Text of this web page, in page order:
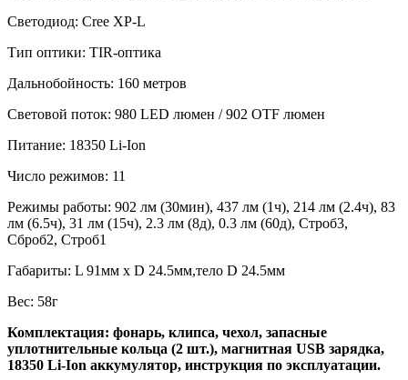
Светодиод: Cree XP-L
Тип оптики: TIR-оптика
Дальнобойность: 160 метров
Световой поток: 980 LED люмен / 902 OTF люмен
Питание: 18350 Li-Ion
Число режимов: 11
Режимы работы: 902 лм (30мин), 437 лм (1ч), 214 лм (2.4ч), 83
лм (6.5ч), 31 лм (15ч), 2.3 лм (8д), 0.3 лм (60д), Строб3,
Сброб2, Строб1
Габариты: L 91мм x D 24.5мм,тело D 24.5мм
Вес: 58г
Комплектация: фонарь, клипса, чехол, запасные
уплотнительные кольца (2 шт.), магнитная USB зарядка,
18350 Li-Ion аккумулятор, инструкция по эксплуатации.